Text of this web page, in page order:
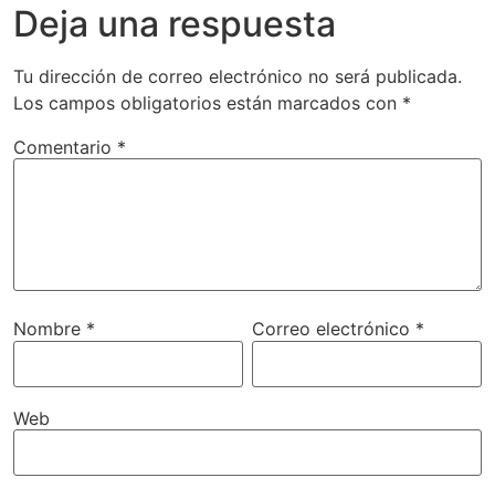
Deja una respuesta
Tu dirección de correo electrónico no será publicada.
Los campos obligatorios están marcados con *
Comentario *
Nombre * Correo electrónico *
Web